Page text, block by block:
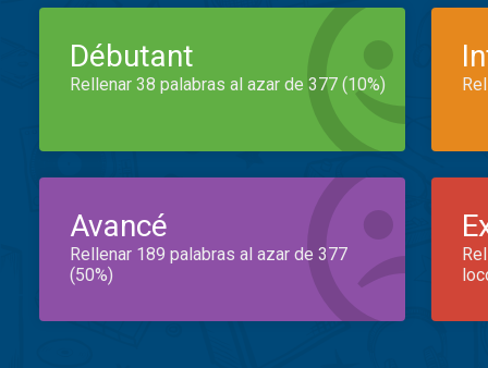
Débutant
Rellenar 38 palabras al azar de 377 (10%)
Avancé
Rellenar 189 palabras al azar de 377
(50%)